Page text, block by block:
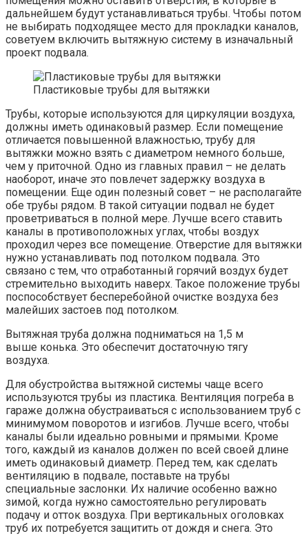
дальнейшем будут устанавливаться трубы. Чтобы потом
не выбирать подходящее место для прокладки каналов,
советуем включить вытяжную систему в изначальный
проект подвала.
Пластиковые трубы для вытяжки
Трубы, которые используются для циркуляции воздуха,
должны иметь одинаковый размер. Если помещение
отличается повышенной влажностью, трубу для
вытяжки можно взять с диаметром немного больше,
чем у приточной. Одно из главных правил – не делать
наоборот, иначе это повлечет задержку воздуха в
помещении. Еще один полезный совет – не располагайте
обе трубы рядом. В такой ситуации подвал не будет
проветриваться в полной мере. Лучше всего ставить
каналы в противоположных углах, чтобы воздух
проходил через все помещение. Отверстие для вытяжки
нужно устанавливать под потолком подвала. Это
связано с тем, что отработанный горячий воздух будет
стремительно выходить наверх. Такое положение трубы
поспособствует бесперебойной очистке воздуха без
малейших застоев под потолком.
Вытяжная труба должна подниматься на 1,5 м
выше конька. Это обеспечит достаточную тягу
воздуха.
Для обустройства вытяжной системы чаще всего
используются трубы из пластика. Вентиляция погреба в
гараже должна обустраиваться с использованием труб с
минимумом поворотов и изгибов. Лучше всего, чтобы
каналы были идеально ровными и прямыми. Кроме
того, каждый из каналов должен по всей своей длине
иметь одинаковый диаметр. Перед тем, как сделать
вентиляцию в подвале, поставьте на трубы
специальные заслонки. Их наличие особенно важно
зимой, когда нужно самостоятельно регулировать
подачу и отток воздуха. При вертикальных оголовках
труб их потребуется защитить от дождя и снега. Это